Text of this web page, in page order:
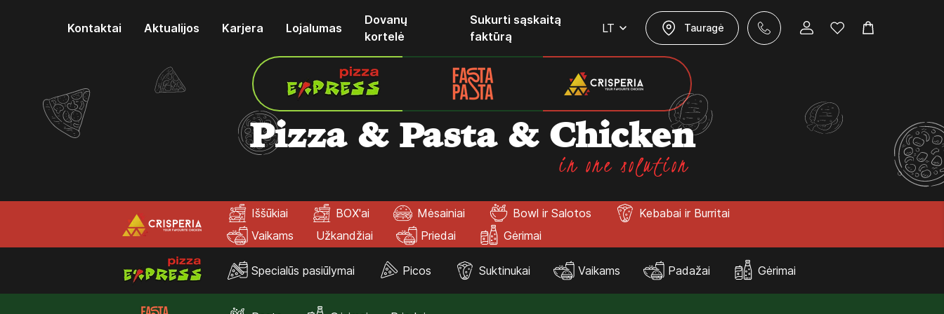
Kontaktai Aktualijos Karjera Lojalumas
Dovanų
kortelė
Sukurti sąskaitą
faktūrą
LT Tauragė
Pizza & Pasta & Chicken
in one solution
Iššūkiai BOX'ai Mėsainiai Bowl ir Salotos
Kebabai ir Burritai
Vaikams
Užkandžiai Priedai Gėrimai
Specialūs pasiūlymai Picos Suktinukai Vaikams Padažai Gėrimai